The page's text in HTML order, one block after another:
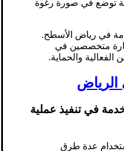
توضع في صورة رغوة
في رياض الأسطح.
متخصصين في
والحماية.
الرياض
في تنفيذ عملية
عدة طرق